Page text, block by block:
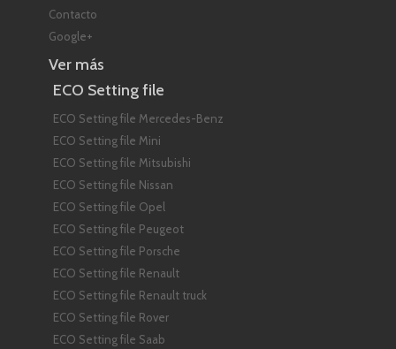
Contacto
Google+
Ver más
ECO Setting file
ECO Setting file Mercedes-Benz
ECO Setting file Mini
ECO Setting file Mitsubishi
ECO Setting file Nissan
ECO Setting file Opel
ECO Setting file Peugeot
ECO Setting file Porsche
ECO Setting file Renault
ECO Setting file Renault truck
ECO Setting file Rover
ECO Setting file Saab